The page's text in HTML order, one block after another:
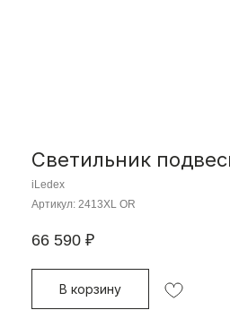
Светильник
iLedex
Артикул: 2413XL OR
66 590 ₽
В корзину